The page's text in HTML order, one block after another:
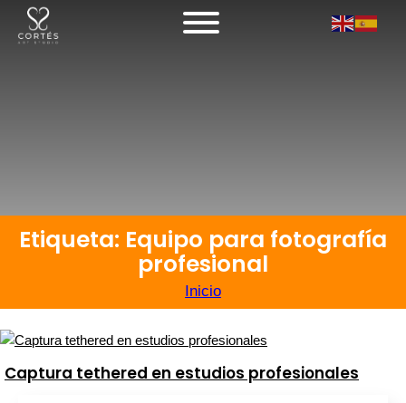
Etiqueta: Equipo para fotografía
profesional
Inicio
Captura tethered en estudios profesionales